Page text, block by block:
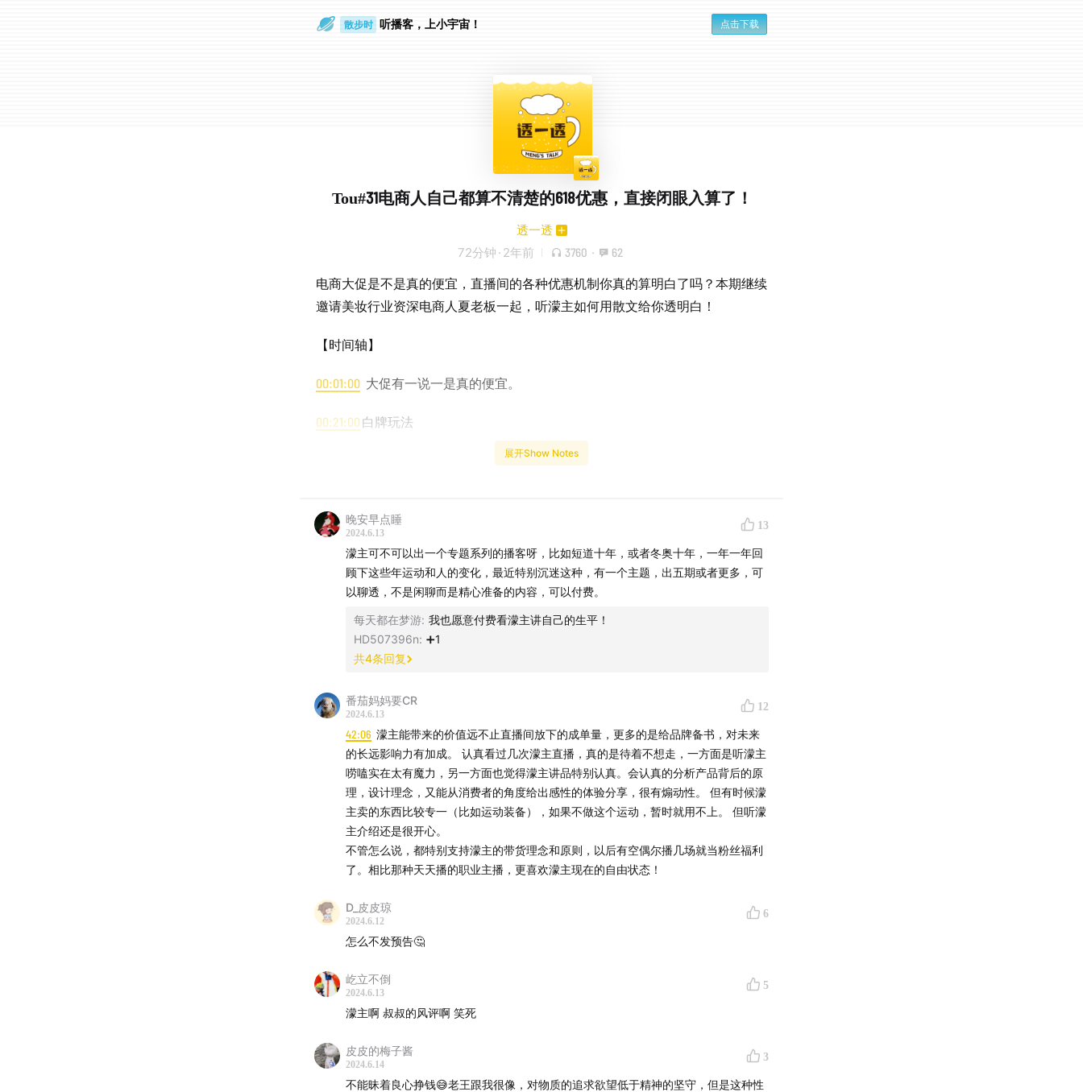
通勤路上 听播客，上小宇宙！ 点击下载
Tou#31电商人自己都算不清楚的618优惠，直接闭眼入算了！
透一透
72分钟 · 2年前 3760 · 62
电商大促是不是真的便宜，直播间的各种优惠机制你真的算明白了吗？本期继续
邀请美妆行业资深电商人夏老板一起，听濛主如何用散文给你透明白！
【时间轴】
00:01:00 大促有一说一是真的便宜。
00:21:00 白牌玩法
直播或者电商已经发展到一个白热化的竞争阶段了
01:00:00对用力太猛，品牌生命周期和主播生命周期都在因为过度的卷而缩短
01:08:00 电商出海是一个迟早都会出现的事儿
【本期主播&嘉宾】
本期主播：王濛@王濛、浣熊
本期嘉宾：夏老板
欢迎大家扫码或者搜索微信号：xiaozhulitoutou（“小助理透透”全拼）联系小
助理加入听友群，我们敞开了聊~
展开Show Notes
晚安早点睡
2024.6.13
13
濛主可不可以出一个专题系列的播客呀，比如短道十年，或者冬奥十年，一年一年回
顾下这些年运动和人的变化，最近特别沉迷这种，有一个主题，出五期或者更多，可
以聊透，不是闲聊而是精心准备的内容，可以付费。
每天都在梦游: 我也愿意付费看濛主讲自己的生平！
HD507396n: ➕1
共4条回复
番茄妈妈要CR
2024.6.13
12
42:06 濛主能带来的价值远不止直播间放下的成单量，更多的是给品牌备书，对未来
的长远影响力有加成。 认真看过几次濛主直播，真的是待着不想走，一方面是听濛主
唠嗑实在太有魔力，另一方面也觉得濛主讲品特别认真。会认真的分析产品背后的原
理，设计理念，又能从消费者的角度给出感性的体验分享，很有煽动性。 但有时候濛
主卖的东西比较专一（比如运动装备），如果不做这个运动，暂时就用不上。 但听濛
主介绍还是很开心。
不管怎么说，都特别支持濛主的带货理念和原则，以后有空偶尔播几场就当粉丝福利
了。相比那种天天播的职业主播，更喜欢濛主现在的自由状态！
D_皮皮琼
2024.6.12
6
怎么不发预告🤔
屹立不倒
2024.6.13
5
濛主啊 叔叔的风评啊 笑死
皮皮的梅子酱
2024.6.14
3
不能昧着良心挣钱😅老王跟我很像，对物质的追求欲望低于精神的坚守，但是这种性